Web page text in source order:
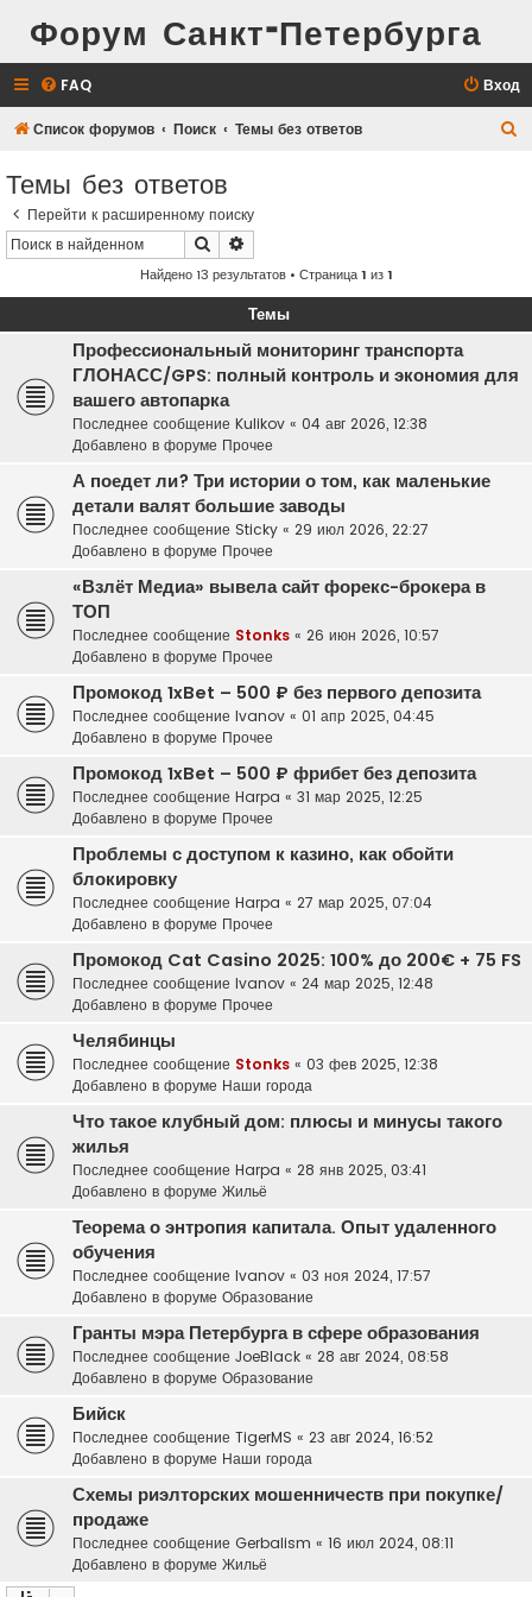
Форум Санкт-Петербурга
FAQ Вход
Список форумов Поиск Темы без ответов
Темы без ответов
Перейти к расширенному поиску
Поиск
Найдено 13 результатов • Страница1 из1
Темы
Профессиональный мониторинг транспорта
ГЛОНАСС/GPS: полный контроль и экономия для
вашего автопарка
Последнее сообщение Kulikov « 04 авг 2026, 12:38
Добавлено в форуме Прочее
А поедет ли? Три истории о том, как маленькие
детали валят большие заводы
Последнее сообщение Sticky « 29 июл 2026, 22:27
Добавлено в форуме Прочее
«Взлёт Медиа» вывела сайт форекс-брокера в
ТОП
Последнее сообщение Stonks « 26 июн 2026, 10:57
Добавлено в форуме Прочее
Промокод 1xBet – 500 ₽ без первого депозита
Последнее сообщение Ivanov « 01 апр 2025, 04:45
Добавлено в форуме Прочее
Промокод 1xBet – 500 ₽ фрибет без депозита
Последнее сообщение Harpa « 31 мар 2025, 12:25
Добавлено в форуме Прочее
Проблемы с доступом к казино, как обойти
блокировку
Последнее сообщение Harpa « 27 мар 2025, 07:04
Добавлено в форуме Прочее
Промокод Cat Casino 2025: 100% до 200€ + 75 FS
Последнее сообщение Ivanov « 24 мар 2025, 12:48
Добавлено в форуме Прочее
Челябинцы
Последнее сообщение Stonks « 03 фев 2025, 12:38
Добавлено в форуме Наши города
Что такое клубный дом: плюсы и минусы такого
жилья
Последнее сообщение Harpa « 28 янв 2025, 03:41
Добавлено в форуме Жильё
Теорема о энтропия капитала. Опыт удаленного
обучения
Последнее сообщение Ivanov « 03 ноя 2024, 17:57
Добавлено в форуме Образование
Гранты мэра Петербурга в сфере образования
Последнее сообщение JoeBlack « 28 авг 2024, 08:58
Добавлено в форуме Образование
Бийск
Последнее сообщение TigerMS « 23 авг 2024, 16:52
Добавлено в форуме Наши города
Схемы риэлторских мошенничеств при покупке/
продаже
Последнее сообщение Gerbalism « 16 июл 2024, 08:11
Добавлено в форуме Жильё